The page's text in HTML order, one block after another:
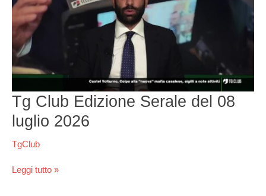
Tg Club Edizione Serale del 08
luglio 2026
TgClub
del
08
luglio
2026
Leggi tutto »